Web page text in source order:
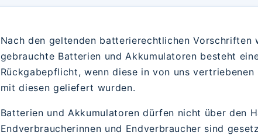
Nach den geltenden batterierechtlichen Vorschriften
gebrauchte Batterien und Akkumulatoren besteht
Rückgabepflicht, wenn diese in von uns
mit diesen geliefert wurden.
Batterien und Akkumulatoren dürfen nicht über den
Endverbraucherinnen und Endverbraucher sind